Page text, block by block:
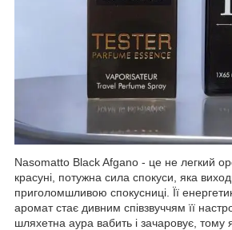
Nasomatto Black Afgano - це не легкий
красуні, потужна сила спокуси, яка
приголомшливою спокусниці. Її
аромат стає дивним співзвуччям її
шляхетна аура вабить і зачаровує, тому